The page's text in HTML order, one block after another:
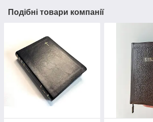
Подібні товари компанії